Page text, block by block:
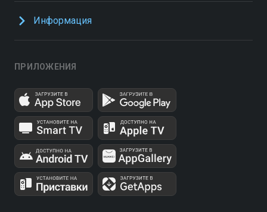
Информация
ПРИЛОЖЕНИЯ